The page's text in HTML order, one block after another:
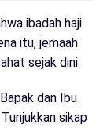
ibadah haji
itu, jemaah
sejak dini.
dan Ibu
sikap